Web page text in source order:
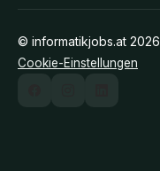
© informatikjobs.at 2026
Cookie-Einstellungen